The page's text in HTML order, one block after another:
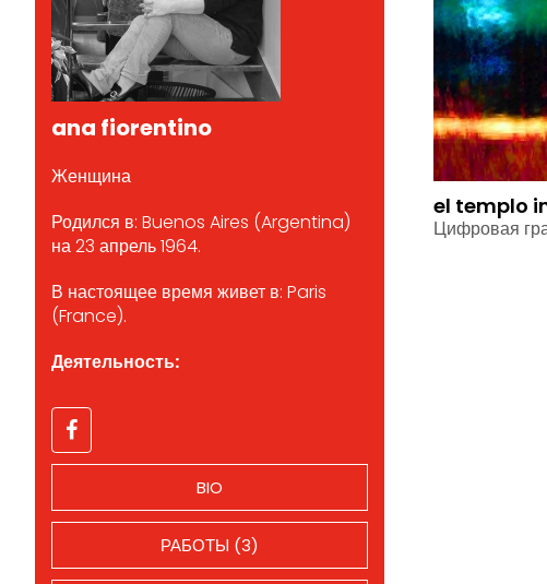
ana fiorentino
Женщина
Родился в: Buenos Aires (Argentina)
на 23 апрель 1964.
В настоящее время живет в: Paris
(France).
Деятельность:
BIO
РАБОТЫ (3)
el templo
Цифровая